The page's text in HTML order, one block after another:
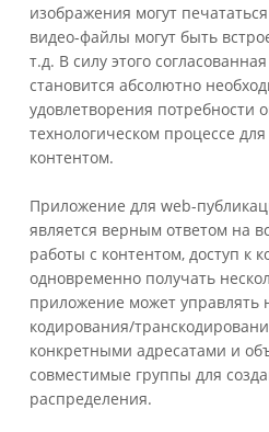
изображения могут
видео-файлы могут быть
т.д. В силу этого
становится абсолютно
удовлетворения потребности
технологическом процессе
контентом.
Приложение для web-
является верным ответом на
работы с контентом, доступ к
одновременно получать
приложение может управлять
кодирования/
конкретными адресатами и
совместимые группы для
распределения.